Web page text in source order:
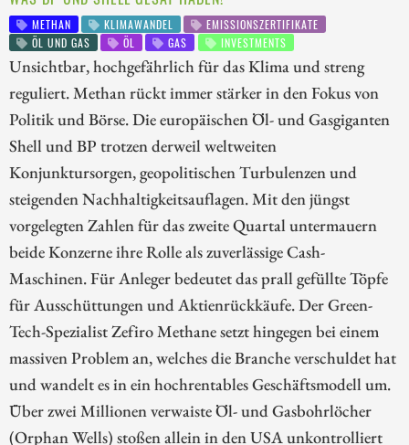
METHAN KLIMAWANDEL
EMISSIONSZERTIFIKATE
ÖL UND GAS
ÖL GAS INVESTMENTS
Unsichtbar, hochgefährlich für das Klima und streng
reguliert. Methan rückt immer stärker in den Fokus von
Politik und Börse. Die europäischen Öl- und Gasgiganten
Shell und BP trotzen derweil weltweiten
Konjunktursorgen, geopolitischen Turbulenzen und
steigenden Nachhaltigkeitsauflagen. Mit den jüngst
vorgelegten Zahlen für das zweite Quartal untermauern
beide Konzerne ihre Rolle als zuverlässige Cash-
Maschinen. Für Anleger bedeutet das prall gefüllte Töpfe
für Ausschüttungen und Aktienrückkäufe. Der Green-
Tech-Spezialist Zefiro Methane setzt hingegen bei einem
massiven Problem an, welches die Branche verschuldet hat
und wandelt es in ein hochrentables Geschäftsmodell um.
Über zwei Millionen verwaiste Öl- und Gasbohrlöcher
(Orphan Wells) stoßen allein in den USA unkontrolliert